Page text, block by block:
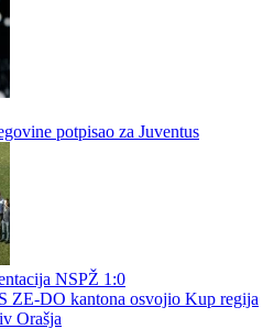
potpisao za Juventus
NSPŽ 1:0
ZE-DO kantona osvojio Kup regija
Orašja